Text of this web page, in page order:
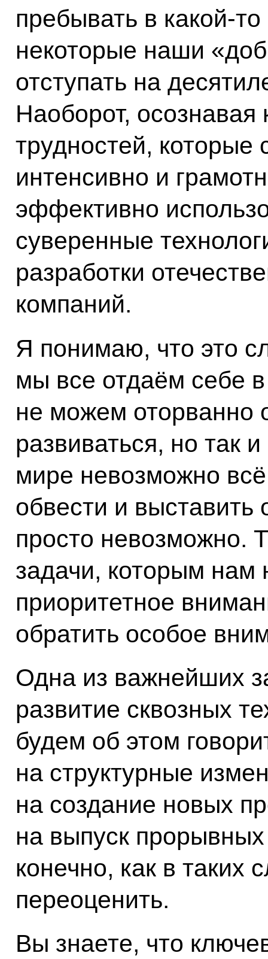
пребывать в какой-
некоторые наши
отступать на
Наоборот,
трудностей, которые
интенсивно и
эффективно
суверенные
разработки
компаний.
Я понимаю, что это
мы все отдаём себе
не можем оторванно
развиваться, но так
мире невозможно
обвести и выставить
просто невозможно.
задачи, которым нам
приоритетное
обратить особое
Одна из важнейших
развитие сквозных
будем об этом
на структурные
на создание новых
на выпуск прорывных
конечно, как в таких
переоценить.
Вы знаете, что